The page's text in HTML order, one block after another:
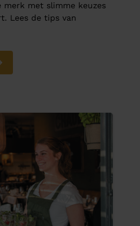
met slimme keuzes
Lees de tips van